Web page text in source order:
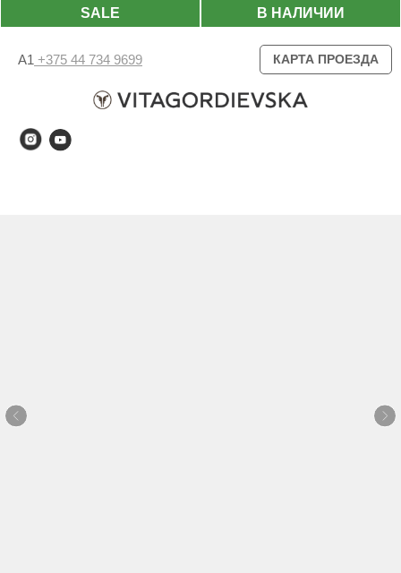
В НАЛИЧИИ
SALE
А1 +375 44 734 9699 КАРТА ПРОЕЗДА